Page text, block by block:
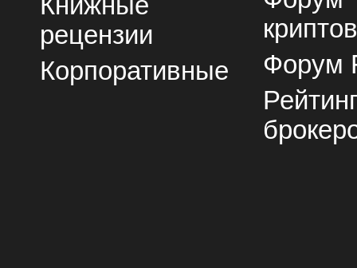
рецензии
Корпоративные
Форум